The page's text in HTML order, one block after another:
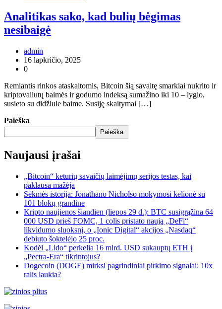
Analitikas sako, kad bulių bėgimas
nesibaigė
admin
16 lapkričio, 2025
0
Remiantis rinkos ataskaitomis, Bitcoin šią savaitę smarkiai nukrito ir
kriptovaliutų baimės ir godumo indeksą sumažino iki 10 – lygio,
susieto su didžiule baime. Susiję skaitymai […]
Paieška
Paieška
Naujausi įrašai
„Bitcoin“ keturių savaičių laimėjimų serijos testas, kai
paklausa mažėja
Sėkmės istorija: Jonathano Nicholso mokymosi kelionė su
101 blokų grandine
Kripto naujienos šiandien (liepos 29 d.): BTC susigrąžina 64
000 USD prieš FOMC, 1 colis pristato naują „DeFi“
likvidumo sluoksnį, o „Ionic Digital“ akcijos „Nasdaq“
debiuto šoktelėjo 25 proc.
Kodėl „Lido“ perkelia 16 mlrd. USD sukauptų ETH į
„Pectra-Era“ tikrintojus?
Dogecoin (DOGE) mirksi pagrindiniai pirkimo signalai: 10x
ralis laukia?